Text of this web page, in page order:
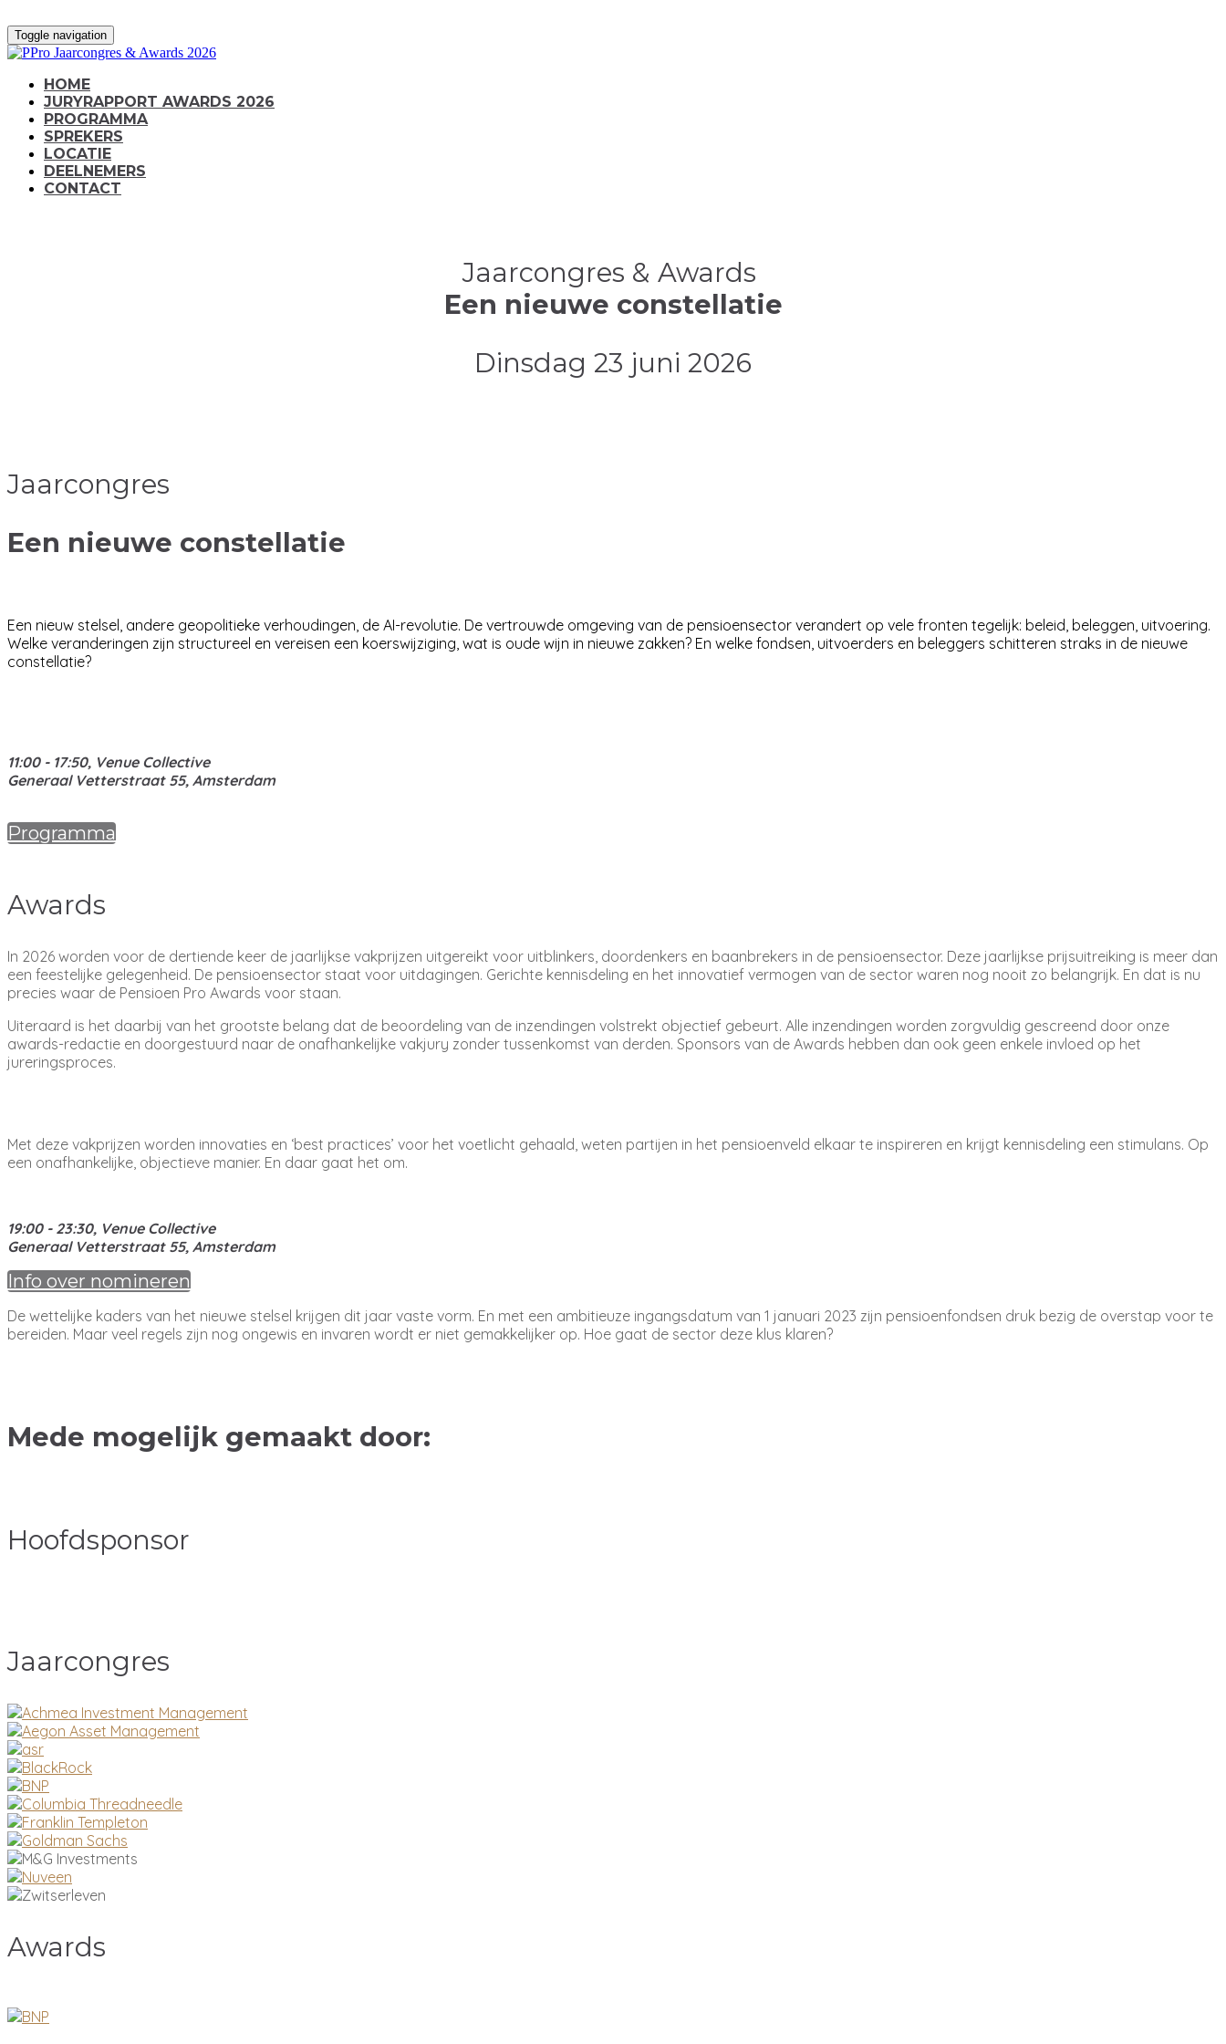
Toggle navigation
HOME
JURYRAPPORT AWARDS 2026
PROGRAMMA
SPREKERS
LOCATIE
DEELNEMERS
CONTACT
Jaarcongres & Awards
Een nieuwe constellatie
Dinsdag 23 juni 2026
Jaarcongres
Een nieuwe constellatie
Een nieuw stelsel, andere geopolitieke verhoudingen, de AI-revolutie. De vertrouwde omgeving van de pensioensector verandert op vele fronten tegelijk: beleid, beleggen, uitvoering.
Welke veranderingen zijn structureel en vereisen een koerswijziging, wat is oude wijn in nieuwe zakken? En welke fondsen, uitvoerders en beleggers schitteren straks in de nieuwe
constellatie?
11:00 - 17:50, Venue Collective
Generaal Vetterstraat 55, Amsterdam
Programma
Awards
In 2026 worden voor de dertiende keer de jaarlijkse vakprijzen uitgereikt voor uitblinkers, doordenkers en baanbrekers in de pensioensector. Deze jaarlijkse prijsuitreiking is meer dan
een feestelijke gelegenheid. De pensioensector staat voor uitdagingen. Gerichte kennisdeling en het innovatief vermogen van de sector waren nog nooit zo belangrijk. En dat is nu
precies waar de Pensioen Pro Awards voor staan.
Uiteraard is het daarbij van het grootste belang dat de beoordeling van de inzendingen volstrekt objectief gebeurt. Alle inzendingen worden zorgvuldig gescreend door onze
awards-redactie en doorgestuurd naar de onafhankelijke vakjury zonder tussenkomst van derden. Sponsors van de Awards hebben dan ook geen enkele invloed op het
jureringsproces.
Met deze vakprijzen worden innovaties en ‘best practices’ voor het voetlicht gehaald, weten partijen in het pensioenveld elkaar te inspireren en krijgt kennisdeling een stimulans. Op
een onafhankelijke, objectieve manier. En daar gaat het om.
19:00 - 23:30, Venue Collective
Generaal Vetterstraat 55, Amsterdam
Info over nomineren
De wettelijke kaders van het nieuwe stelsel krijgen dit jaar vaste vorm. En met een ambitieuze ingangsdatum van 1 januari 2023 zijn pensioenfondsen druk bezig de overstap voor te
bereiden. Maar veel regels zijn nog ongewis en invaren wordt er niet gemakkelijker op. Hoe gaat de sector deze klus klaren?
Mede mogelijk gemaakt door:
Hoofdsponsor
Jaarcongres
Awards